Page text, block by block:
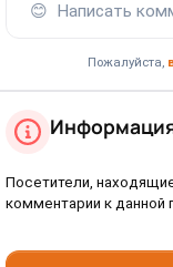
😊 Написать
Пожалуйста,
Посетители,
комментарии к данной